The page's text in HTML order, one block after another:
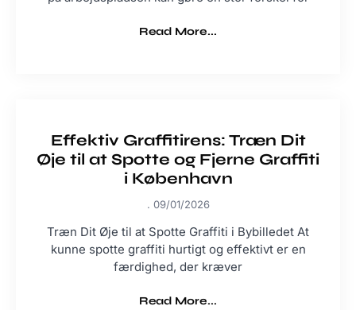
Read More...
Effektiv Graffitirens: Træn Dit
Øje til at Spotte og Fjerne Graffiti
i København
09/01/2026
Træn Dit Øje til at Spotte Graffiti i Bybilledet At
kunne spotte graffiti hurtigt og effektivt er en
færdighed, der kræver
Read More...